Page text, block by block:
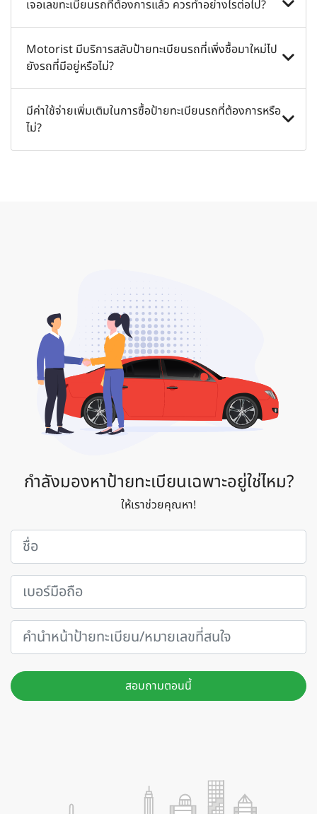
คุณควรจัดหาเลขทะเบียนรถที่คุณต้องการก่อนซื้อรถยนต์ มิ
นอกจากนี้คุณยังสามารถสลับเลขทะเบียนรถจากรถคันหนึ่ง
ไปยังอีกคันหนึ่งได้
เจอเลขทะเบียนรถที่ต้องการแล้ว ควรทำอย่างไรต่อไป?
คลิกที่ปุ่ม "ซื้อเลย" จากนั้นทีมงานของเราจะติดต่อกลับหา
คุณภายใน 24 ชั่วโมง เพื่อยืนยันข้อเสนอและความพร้อม
Motorist มีบริการสลับป้ายทะเบียนรถที่เพิ่งซื้อมาใหม่ไป
ยังรถที่มีอยู่หรือไม่?
เรามีบริการสลับป้ายทะเบียนรถ โดยมีขั้นตอนดังต่อไปนี้
1. บริการสลับป้ายทะเบียนรถระหว่างผู้ขายและผู้ซื้อ
2. จัดส่งป้ายที่พิมพ์ใหม่จากขนส่งไปยังผู้ขายและผู้ซื้อ
มีค่าใช้จ่ายเพิ่มเติมในการซื้อป้ายทะเบียนรถที่ต้องการหรือ
ไม่?
กำลังมองหาป้ายทะเบียนเฉพาะอยู่ใช่ไหม?
ให้เราช่วยคุณหา!
สอบถามตอนนี้